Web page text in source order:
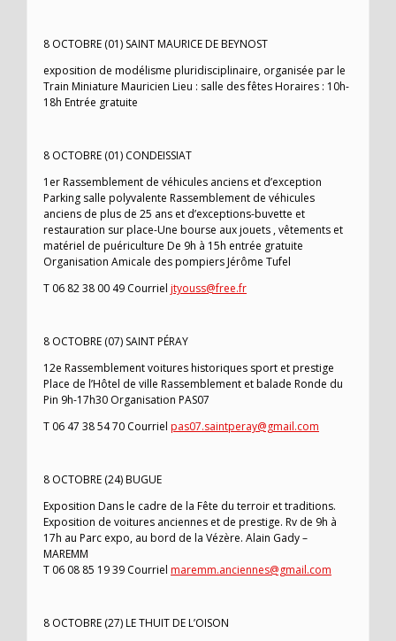
8 OCTOBRE (01) SAINT MAURICE DE BEYNOST
exposition de modélisme pluridisciplinaire, organisée par le
Train Miniature Mauricien Lieu : salle des fêtes Horaires : 10h-
18h Entrée gratuite
8 OCTOBRE (01) CONDEISSIAT
1er Rassemblement de véhicules anciens et d’exception
Parking salle polyvalente Rassemblement de véhicules
anciens de plus de 25 ans et d’exceptions-buvette et
restauration sur place-Une bourse aux jouets , vêtements et
matériel de puériculture De 9h à 15h entrée gratuite
Organisation Amicale des pompiers Jérôme Tufel
T 06 82 38 00 49 Courriel jtyouss@free.fr
8 OCTOBRE (07) SAINT PÉRAY
12e Rassemblement voitures historiques sport et prestige
Place de l’Hôtel de ville Rassemblement et balade Ronde du
Pin 9h-17h30 Organisation PAS07
T 06 47 38 54 70 Courriel pas07.saintperay@gmail.com
8 OCTOBRE (24) BUGUE
Exposition Dans le cadre de la Fête du terroir et traditions.
Exposition de voitures anciennes et de prestige. Rv de 9h à
17h au Parc expo, au bord de la Vézère. Alain Gady –
MAREMM
T 06 08 85 19 39 Courriel maremm.anciennes@gmail.com
8 OCTOBRE (27) LE THUIT DE L’OISON